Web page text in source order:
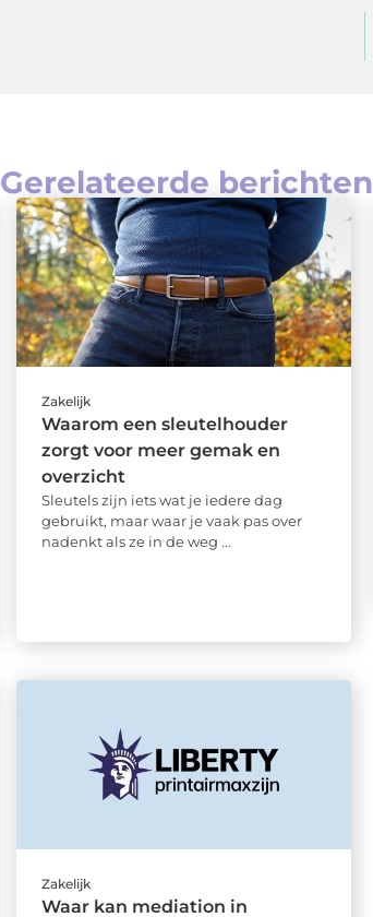
Gerelateerde berichten
Zakelijk
Waarom een sleutelhouder
zorgt voor meer gemak en
overzicht
Sleutels zijn iets wat je iedere dag
gebruikt, maar waar je vaak pas over
nadenkt als ze in de weg ...
Zakelijk
Waar kan mediation in